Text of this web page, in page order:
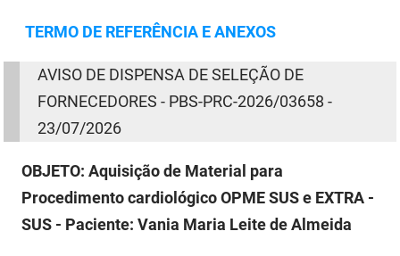
TERMO DE REFERÊNCIA E ANEXOS
AVISO DE DISPENSA DESELEÇÃO DE
FORNECEDORES - PBS-PRC-2026/03658 -
23/07/2026
OBJETO: Aquisição de Material para
Procedimento cardiológico OPME SUS e EXTRA -
SUS - Paciente: Vania Maria Leite de Almeida